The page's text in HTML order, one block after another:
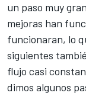
un paso muy
mejoras han
funcionaran, lo
siguientes
flujo casi
dimos algunos